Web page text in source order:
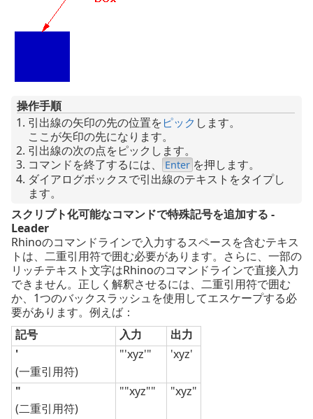
操作手順
引出線の矢印の先の位置をピック します。
ここが矢印の先になります。
引出線の次の点をピックします。
コマンドを終了するには、
Enter を押します。
ダイアログボックスで引出線のテキストをタイプし
ます。
スクリプト化可能なコマンドで特殊記号を追加する -
Leader
Rhinoのコマンドラインで入力するスペースを含むテキス
トは、二重引用符で囲む必要があります。さらに、一部の
リッチテキスト文字はRhinoのコマンドラインで直接入力
できません。正しく解釈させるには、二重引用符で囲む
か、1つのバックスラッシュを使用してエスケープする必
要があります。例えば：
記号
入力
出力
'
(一重引用符)
"'xyz'" 'xyz'
"
(二重引用符)
""xyz"" "xyz"